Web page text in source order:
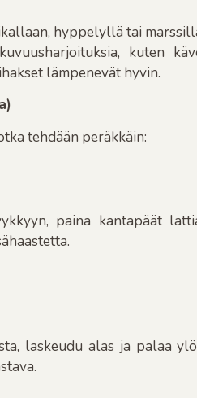
hyppelyllä tai
kuten
lämpenevät hyvin.
tehdään peräkkäin:
paina kantapäät
laskeudu alas ja palaa